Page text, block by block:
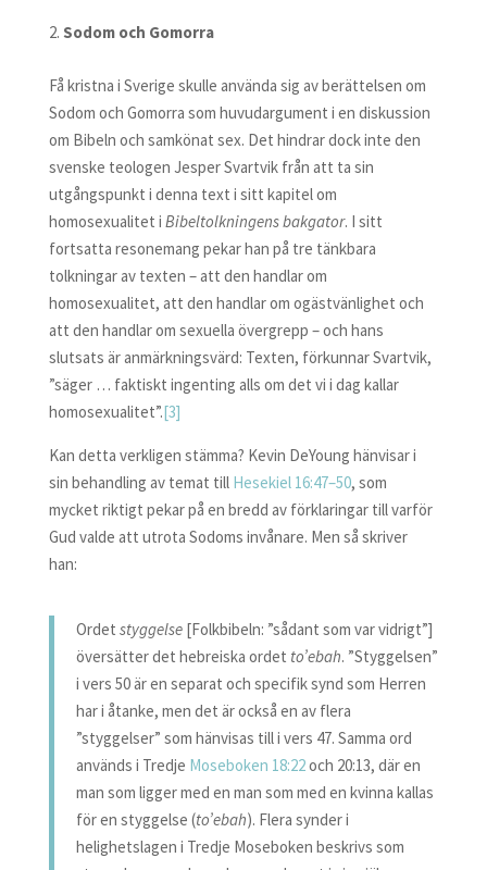
Sodom och Gomorra
Få kristna i Sverige skulle använda sig av berättelsen om
Sodom och Gomorra som huvudargument i en diskussion
om Bibeln och samkönat sex. Det hindrar dock inte den
svenske teologen Jesper Svartvik från att ta sin
utgångspunkt i denna text i sitt kapitel om
homosexualitet i Bibeltolkningens bakgator. I sitt
fortsatta resonemang pekar han på tre tänkbara
tolkningar av texten – att den handlar om
homosexualitet, att den handlar om ogästvänlighet och
att den handlar om sexuella övergrepp – och hans
slutsats är anmärkningsvärd: Texten, förkunnar Svartvik,
”säger … faktiskt ingenting alls om det vi i dag kallar
homosexualitet”.[3]
Kan detta verkligen stämma? Kevin DeYoung hänvisar i
sin behandling av temat till Hesekiel 16:47–50, som
mycket riktigt pekar på en bredd av förklaringar till varför
Gud valde att utrota Sodoms invånare. Men så skriver
han:
Ordet styggelse[Folkbibeln: ”sådant som var vidrigt”]
översätter det hebreiska ordet to’ebah. ”Styggelsen”
i vers 50 är en separat och specifik synd som Herren
har i åtanke, men det är också en av flera
”styggelser” som hänvisas till i vers 47. Samma ord
används i Tredje Moseboken 18:22och 20:13, där en
man som ligger med en man som med en kvinna kallas
för en styggelse (to’ebah). Flera synder i
helighetslagen i Tredje Moseboken beskrivs som